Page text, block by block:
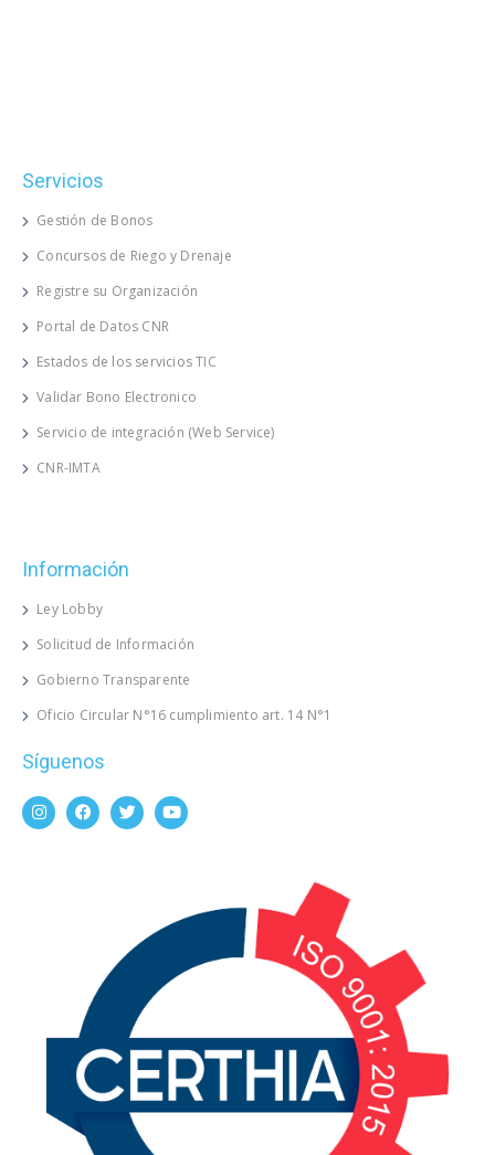
Servicios
Gestión de Bonos
Concursos de Riego y Drenaje
Registre su Organización
Portal de Datos CNR
Estados de los servicios TIC
Validar Bono Electronico
Servicio de integración (Web Service)
CNR-IMTA
Información
Ley Lobby
Solicitud de Información
Gobierno Transparente
Oficio Circular N°16 cumplimiento art. 14 N°1
Síguenos